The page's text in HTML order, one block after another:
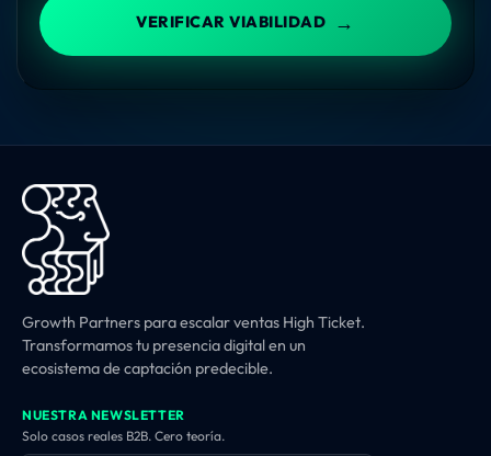
VERIFICAR VIABILIDAD →
Growth Partners para escalar ventas High Ticket.
Transformamos tu presencia digital en un
ecosistema de captación predecible.
NUESTRA NEWSLETTER
Solo casos reales B2B. Cero teoría.